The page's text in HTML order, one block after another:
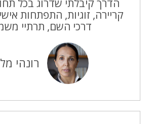
קריירה, זוגיות, התפתחות
דרכי השם, תרתיי
רונהי